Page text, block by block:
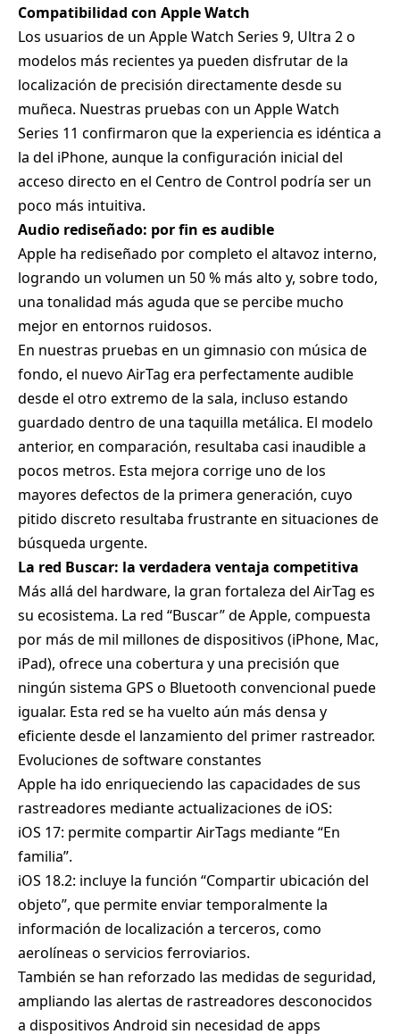
Compatibilidad con Apple Watch
Los usuarios de un Apple Watch Series 9, Ultra 2 o
modelos más recientes ya pueden disfrutar de la
localización de precisión directamente desde su
muñeca. Nuestras pruebas con un Apple Watch
Series 11 confirmaron que la experiencia es idéntica a
la del iPhone, aunque la configuración inicial del
acceso directo en el Centro de Control podría ser un
poco más intuitiva.
Audio rediseñado: por fin es audible
Apple ha rediseñado por completo el altavoz interno,
logrando un volumen un 50 % más alto y, sobre todo,
una tonalidad más aguda que se percibe mucho
mejor en entornos ruidosos.
En nuestras pruebas en un gimnasio con música de
fondo, el nuevo AirTag era perfectamente audible
desde el otro extremo de la sala, incluso estando
guardado dentro de una taquilla metálica. El modelo
anterior, en comparación, resultaba casi inaudible a
pocos metros. Esta mejora corrige uno de los
mayores defectos de la primera generación, cuyo
pitido discreto resultaba frustrante en situaciones de
búsqueda urgente.
La red Buscar: la verdadera ventaja competitiva
Más allá del hardware, la gran fortaleza del AirTag es
su ecosistema. La red “Buscar” de Apple, compuesta
por más de mil millones de dispositivos (iPhone, Mac,
iPad), ofrece una cobertura y una precisión que
ningún sistema GPS o Bluetooth convencional puede
igualar. Esta red se ha vuelto aún más densa y
eficiente desde el lanzamiento del primer rastreador.
Evoluciones de software constantes
Apple ha ido enriqueciendo las capacidades de sus
rastreadores mediante actualizaciones de iOS:
iOS 17: permite compartir AirTags mediante “En
familia”.
iOS 18.2: incluye la función “Compartir ubicación del
objeto”, que permite enviar temporalmente la
información de localización a terceros, como
aerolíneas o servicios ferroviarios.
También se han reforzado las medidas de seguridad,
ampliando las alertas de rastreadores desconocidos
a dispositivos Android sin necesidad de apps